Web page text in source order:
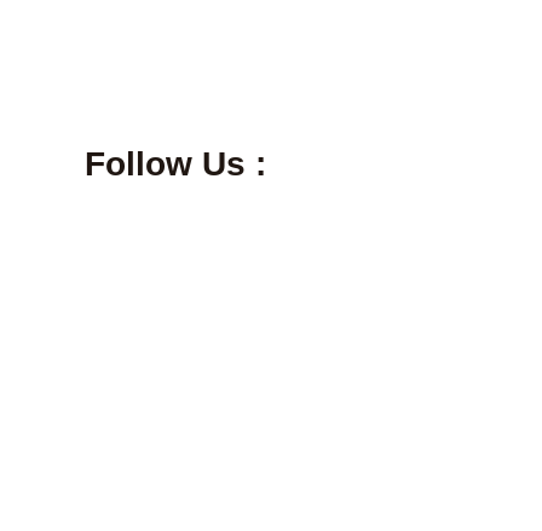
Follow Us :